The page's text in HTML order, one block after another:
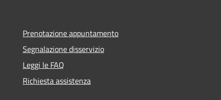
Prenotazione appuntamento
Segnalazione disservizio
Leggi le FAQ
Richiesta assistenza